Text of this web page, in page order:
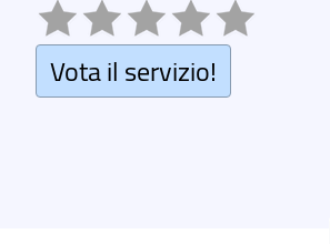
Vota il servizio!